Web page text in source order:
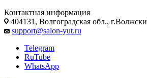
Контактная информация
404131, Волгоградская обл.,
support@salon-yut.ru
Telegram
RuTube
WhatsApp